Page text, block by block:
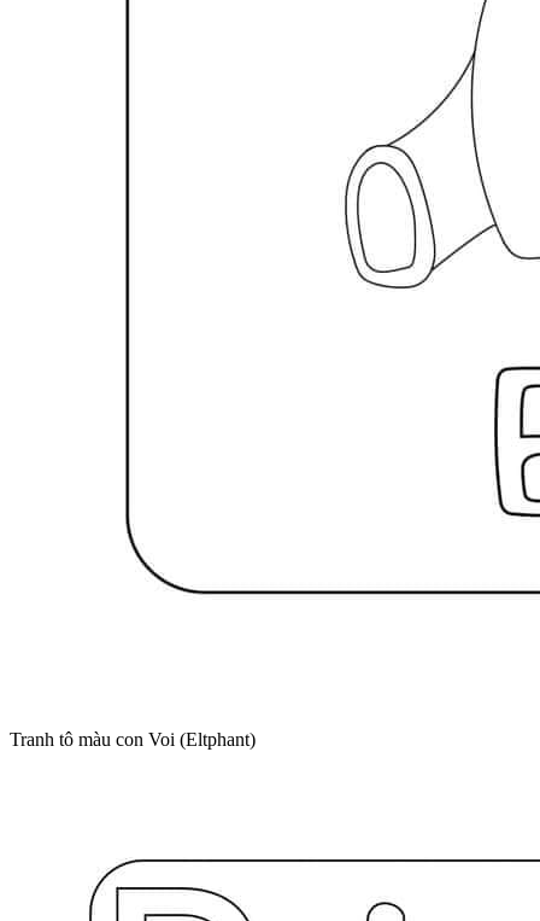
Tranh tô màu con Voi (Eltphant)